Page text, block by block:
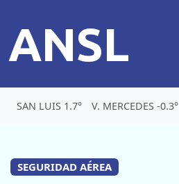
ANSL
SAN LUIS 1.7° V. MERCEDES -0.3°
SEGURIDAD AÉREA